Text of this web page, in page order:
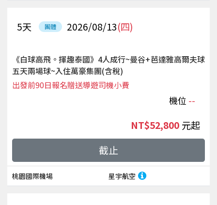
團體 2026/08/13(四)
5天
《白球高飛。揮趣泰國》4人成行~曼谷+芭達雅高爾夫球
五天兩場球~入住萬豪集團(含稅)
機位 --
出發前90日報名贈送導遊司機小費
桃園國際機場 星宇航空
NT$52,800 起
截止